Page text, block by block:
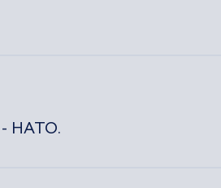
- НАТО.